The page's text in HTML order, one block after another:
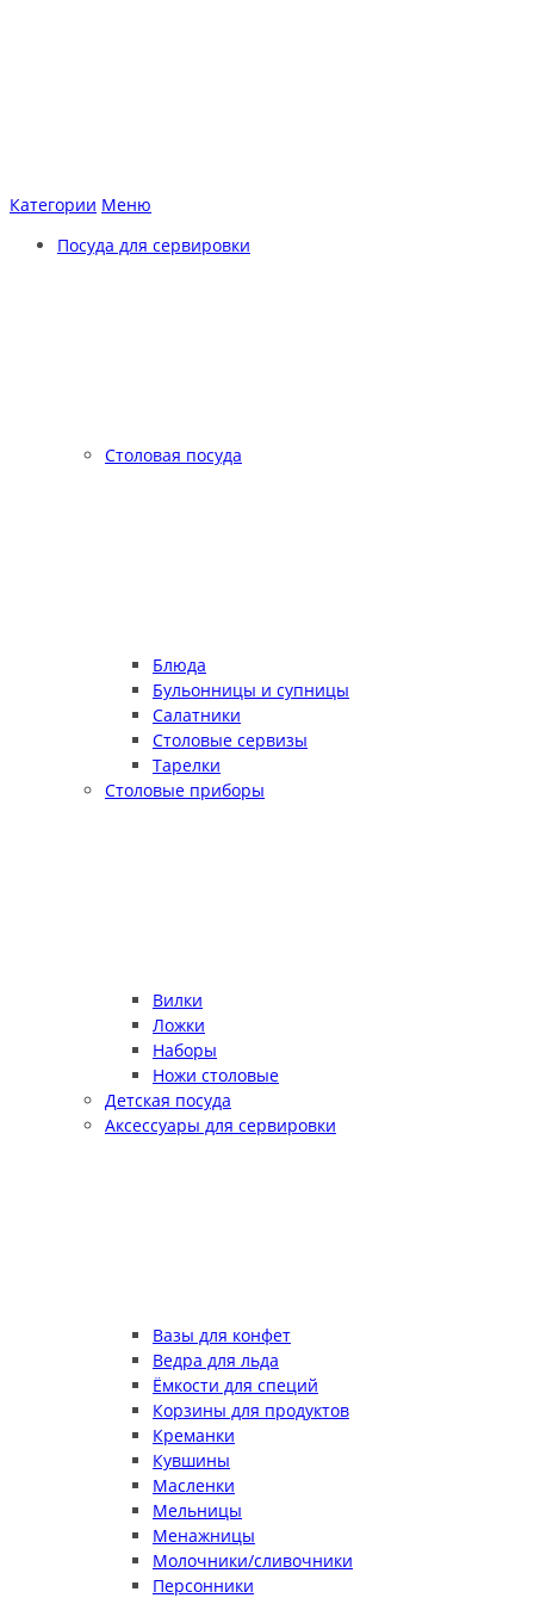
Категории Меню
Посуда для сервировки
Столовая посуда
Блюда
Бульонницы и супницы
Салатники
Столовые сервизы
Тарелки
Столовые приборы
Вилки
Ложки
Наборы
Ножи столовые
Детская посуда
Аксессуары для сервировки
Вазы для конфет
Ведра для льда
Ёмкости для специй
Корзины для продуктов
Креманки
Кувшины
Масленки
Мельницы
Менажницы
Молочники/сливочники
Персонники